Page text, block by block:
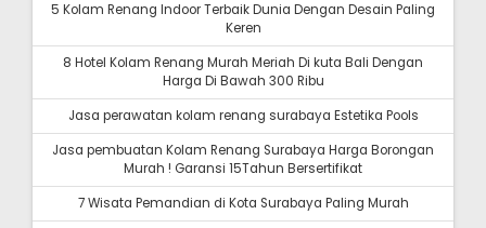
5 Kolam Renang Indoor Terbaik Dunia Dengan Desain Paling
Keren
8 Hotel Kolam Renang Murah Meriah Di kuta Bali Dengan
Harga Di Bawah 300 Ribu
Jasa perawatan kolam renang surabaya Estetika Pools
Jasa pembuatan Kolam Renang Surabaya Harga Borongan
Murah ! Garansi 15Tahun Bersertifikat
7 Wisata Pemandian di Kota Surabaya Paling Murah